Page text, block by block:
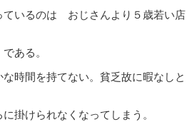
ているのは おじさんより５歳若い店
ある。
時間を持てない。貧乏故に暇なしと
掛けられなくなってしまう。